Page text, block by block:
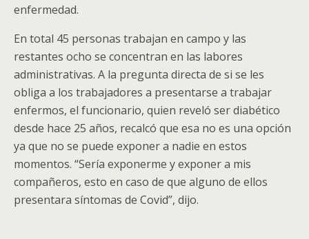
enfermedad.
En total 45 personas trabajan en campo y las
restantes ocho se concentran en las labores
administrativas. A la pregunta directa de si se les
obliga a los trabajadores a presentarse a trabajar
enfermos, el funcionario, quien reveló ser diabético
desde hace 25 años, recalcó que esa no es una opción
ya que no se puede exponer a nadie en estos
momentos. “Sería exponerme y exponer a mis
compañeros, esto en caso de que alguno de ellos
presentara síntomas de Covid”, dijo.